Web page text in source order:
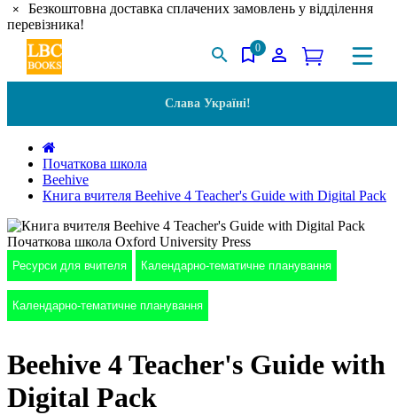
×
Безкоштовна доставка сплачених замовлень у відділення
перевізника!
0
Слава Україні!
Початкова школа
Beehive
Книга вчителя Beehive 4 Teacher's Guide with Digital Pack
Ресурси для вчителя Календарно-тематичне планування
Календарно-тематичне планування
Beehive 4 Teacher's Guide with
Digital Pack